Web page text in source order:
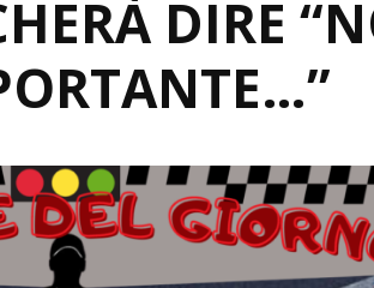
DIRE